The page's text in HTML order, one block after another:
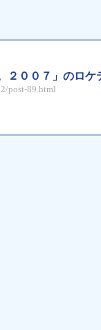
２００７」のロケ
post-89.html